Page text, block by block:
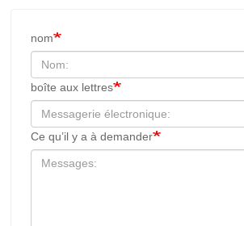
nom
boîte aux lettres
Ce qu’il y a à demander